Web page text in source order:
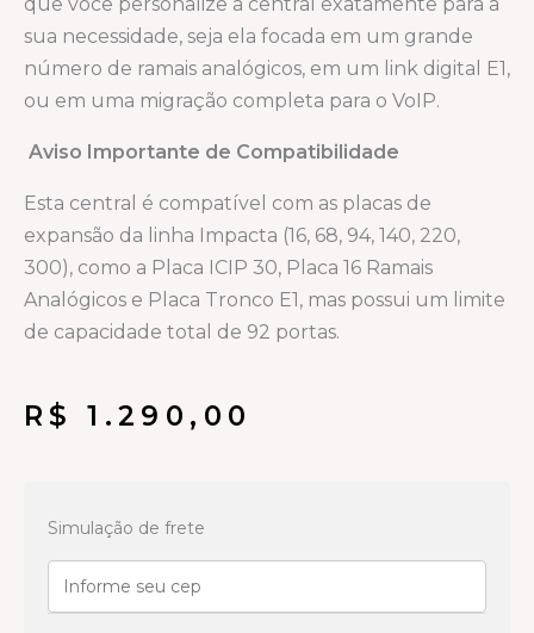
sua necessidade, seja ela focada em um grande
número de ramais analógicos, em um link digital E1,
ou em uma migração completa para o VoIP.
Aviso Importante de Compatibilidade
Esta central é compatível com as placas de
expansão da linha Impacta (16, 68, 94, 140, 220,
300), como a Placa ICIP 30, Placa 16 Ramais
Analógicos e Placa Tronco E1, mas possui um limite
de capacidade total de 92 portas.
R$ 1.290,00
Simulação de frete
Impacta